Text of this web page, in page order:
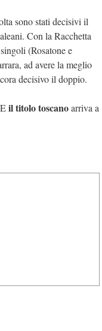
sono stati decisivi il
Con la Racchetta
(Rosatone e
ad avere la meglio
decisivo il doppio.
il titolo toscanoarriva a